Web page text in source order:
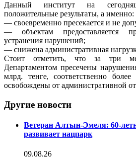
Данный институт на
положительные результаты, а именно:
— своевременно пресекается и не
— объектам предоставляется
устранения нарушений;
— снижена административная
Стоит отметить, что за три
Департаментом пресечены
млрд. тенге, соответственно
освобождены от административной
Другие новости
Ветеран Алтын-Эмеля: 60-
развивает нацпарк
09.08.26